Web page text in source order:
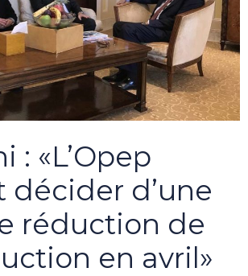
: «L’Opep
décider d’une
réduction de
en avril»